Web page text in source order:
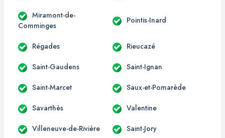
Miramont-de-
Comminges
Pointis-Inard
Régades Rieucazé
Saint-Gaudens Saint-Ignan
Saint-Marcet Saux-et-Pomarède
Savarthès Valentine
Villeneuve-de-Rivière Saint-Jory